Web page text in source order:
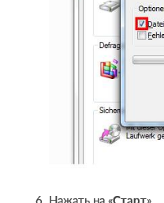
Нажать на «Старт».